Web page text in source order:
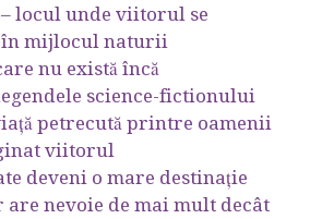
locul unde viitorul se
în mijlocul naturii
nu există încă
science-fictionului
petrecută printre oamenii
viitorul
deveni o mare destinație
are nevoie de mai mult decât